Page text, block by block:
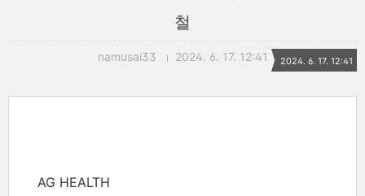
철
namusai33 2024. 6. 17. 12:41 2024. 6. 17. 12:41
AG HEALTH